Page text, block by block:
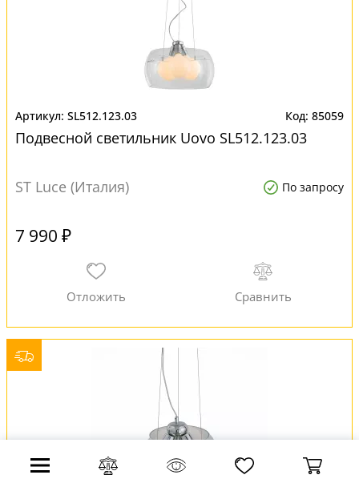
SL512.123.03 85059
Подвесной светильник Uovo SL512.123.03
ST Luce (Италия) По запросу
7 990 ₽